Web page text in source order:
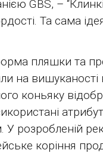
GBS, –
Та сама
пляшки та
на
коньяку
розробленій
коріння